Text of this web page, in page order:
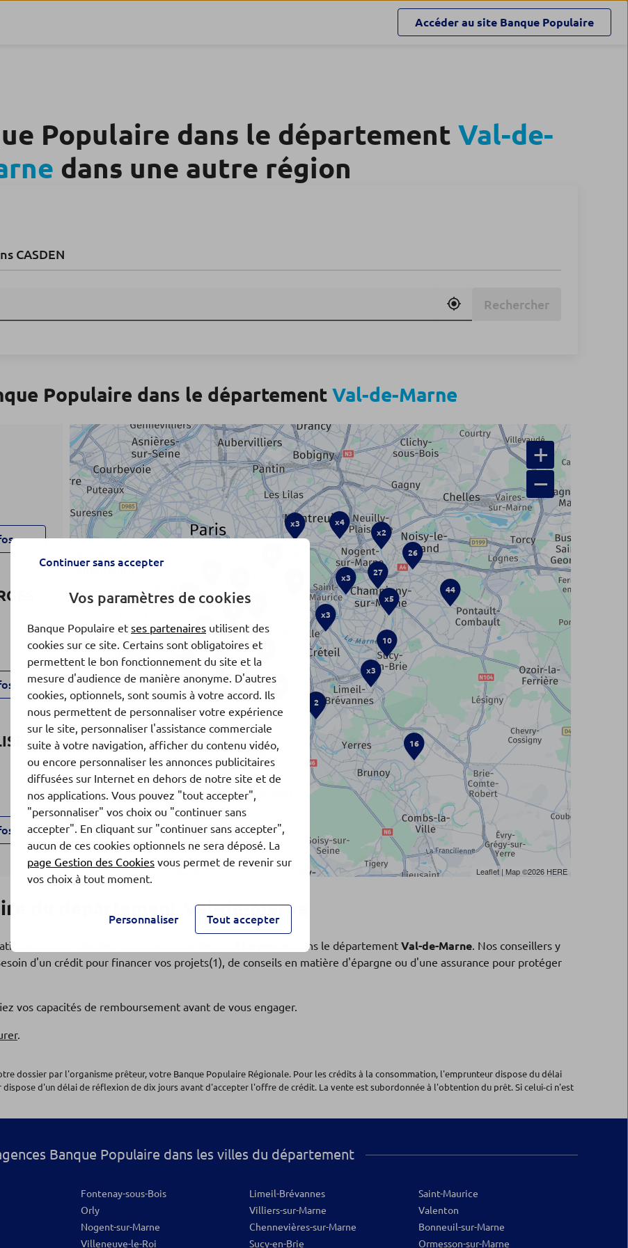
Accéder au site Banque Populaire
Populaire dans le département Val-de-
dans une autre région
CASDEN
Utiliser ma position
Rechercher
Populaire dans le département Val-de-Marne
44
26
16
x3
10
x3
2
x2
19
x3
27
x2
x5
x3
x4
12
x2
x3
+
−
Leaflet | Map ©2026 HERE
du département Val-de-Marne
en cours ? Rendez-vous dans l'une de nos dans le département Val-de-Marne. Nos conseillers y
d'un crédit pour financer vos projets(1), de conseils en matière d'épargne ou d'une assurance pour protéger
vos capacités de remboursement avant de vous engager.
.
dossier par l'organisme prêteur, votre Banque Populaire Régionale. Pour les crédits à la consommation, l'emprunteur dispose du délai
d'un délai de réflexion de dix jours avant d'accepter l'offre de crédit. La vente est subordonnée à l'obtention du prêt. Si celui-ci n'est
Banque Populaire dans les villes du département
Fontenay-sous-Bois
Orly
Nogent-sur-Marne
Villeneuve-le-Roi
Limeil-Brévannes
Villiers-sur-Marne
Chennevières-sur-Marne
Sucy-en-Brie
Saint-Maurice
Valenton
Bonneuil-sur-Marne
Ormesson-sur-Marne
Continuer sans accepter
Vos paramètres de cookies
Banque Populaire et ses partenaires utilisent des
cookies sur ce site. Certains sont obligatoires et
permettent le bon fonctionnement du site et la
mesure d'audience de manière anonyme. D'autres
cookies, optionnels, sont soumis à votre accord. Ils
nous permettent de personnaliser votre expérience
sur le site, personnaliser l'assistance commerciale
suite à votre navigation, afficher du contenu vidéo,
ou encore personnaliser les annonces publicitaires
diffusées sur Internet en dehors de notre site et de
nos applications. Vous pouvez "tout accepter",
"personnaliser" vos choix ou "continuer sans
accepter". En cliquant sur "continuer sans accepter",
aucun de ces cookies optionnels ne sera déposé. La
page Gestion des Cookies vous permet de revenir sur
vos choix à tout moment.
Personnaliser Tout accepter